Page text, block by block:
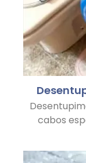
cabos